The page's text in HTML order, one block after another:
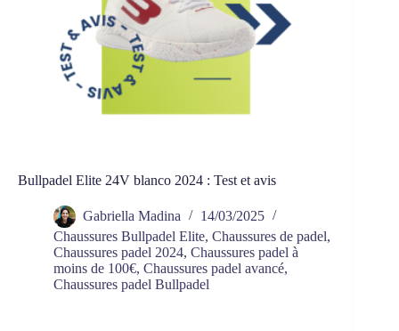
Bullpadel Elite 24V blanco 2024 : Test et avis
Gabriella Madina
14/03/2025
Chaussures Bullpadel Elite, Chaussures de padel,
Chaussures padel 2024, Chaussures padel à
moins de 100€, Chaussures padel avancé,
Chaussures padel Bullpadel